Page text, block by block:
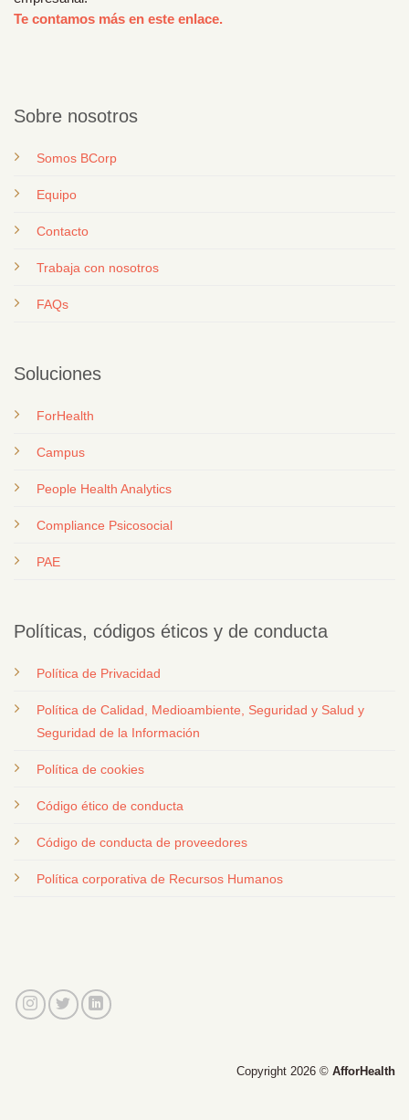
Te contamos más en este enlace.
Sobre nosotros
Somos BCorp
Equipo
Contacto
Trabaja con nosotros
FAQs
Soluciones
ForHealth
Campus
People Health Analytics
Compliance Psicosocial
PAE
Políticas, códigos éticos y de conducta
Política de Privacidad
Política de Calidad, Medioambiente, Seguridad y Salud y
Seguridad de la Información
Política de cookies
Código ético de conducta
Código de conducta de proveedores
Política corporativa de Recursos Humanos
Copyright 2026 © AfforHealth